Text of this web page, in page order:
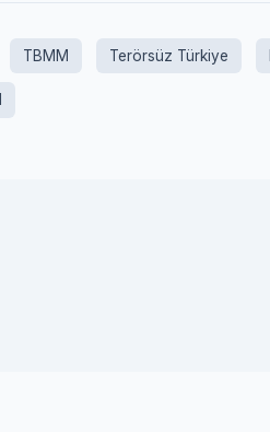
TBMM Terörsüz Türkiye